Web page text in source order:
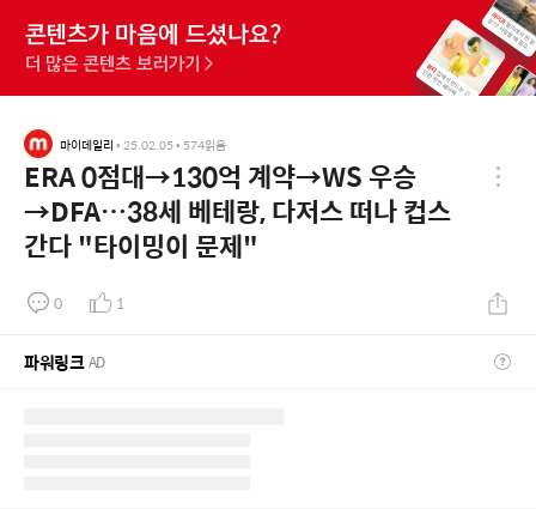
마이데일리 • 25.02.05• 574읽음
ERA 0점대→130억 계약→WS 우승
→DFA…38세 베테랑, 다저스 떠나 컵스
간다 "타이밍이 문제"
0 1
파워링크AD